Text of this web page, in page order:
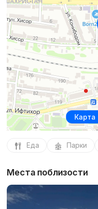
Карта
Еда Парки
Места поблизости